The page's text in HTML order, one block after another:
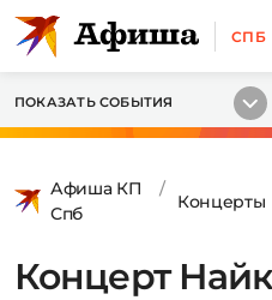
СПБ
ПОКАЗАТЬ СОБЫТИЯ
Афиша КП
Спб
Концерты
Концерт